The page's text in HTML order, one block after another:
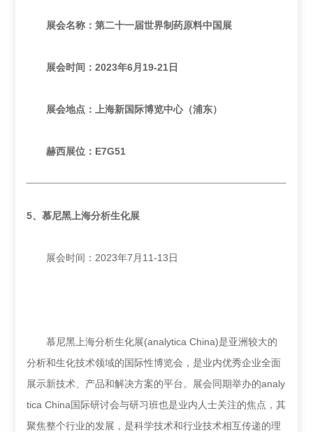
展会名称：第二十一届世界制药原料中国展
展会时间：2023年6月19-21日
展会地点：上海新国际博览中心（浦东）
赫西展位：E7G51
5、慕尼黑上海分析生化展
展会时间：2023年7月11-13日
慕尼黑上海分析生化展(analytica China)是亚洲较大的
分析和生化技术领域的国际性博览会，是业内优秀企业全面
展示新技术、产品和解决方案的平台。展会同期举办的analy
tica China国际研讨会与研习班也是业内人士关注的焦点，其
聚焦整个行业的发展，是科学技术和行业技术相互传递的理